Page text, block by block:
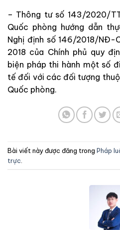
– Thông tư số 143/2020/
Quốc phòng hướng dẫn
Nghị định số 146/2018/NĐ-
2018 của Chính phủ quy
biện pháp thi hành một số
tế đối với các đối tượng
Quốc phòng.
Bài viết này được đăng trong Pháp
trực